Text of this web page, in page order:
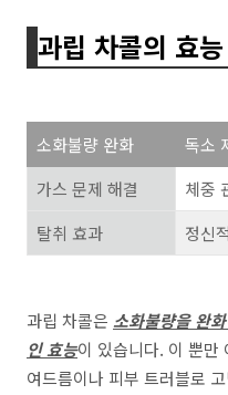
과립 차콜의 효능
소화불량 완화 독소
가스 문제 해결
체중
탈취 효과
정신
과립 차콜은 소화불량을 완
인 효능이 있습니다. 이 뿐만
여드름이나 피부 트러블로